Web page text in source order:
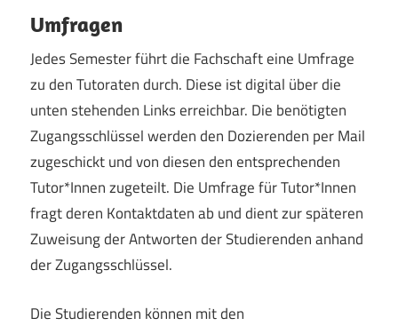
Umfragen
Jedes Semester führt die Fachschaft eine Umfrage
zu den Tutoraten durch. Diese ist digital über die
unten stehenden Links erreichbar. Die benötigten
Zugangsschlüssel werden den Dozierenden per Mail
zugeschickt und von diesen den entsprechenden
Tutor*Innen zugeteilt. Die Umfrage für Tutor*Innen
fragt deren Kontaktdaten ab und dient zur späteren
Zuweisung der Antworten der Studierenden anhand
der Zugangsschlüssel.
Die Studierenden können mit den